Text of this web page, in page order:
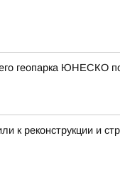
геопарка ЮНЕСКО
к реконструкции и